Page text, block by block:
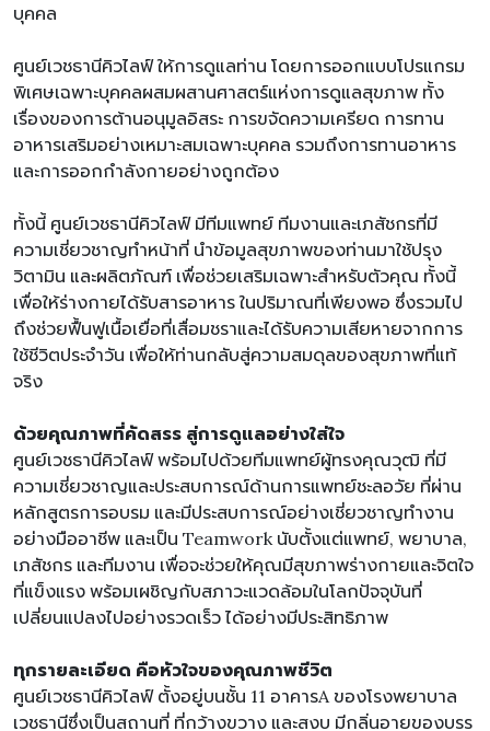
บุคคล
ศูนย์เวชธานีคิวไลฟ์ ให้การดูแลท่าน โดยการออกแบบโปรแกรม
พิเศษเฉพาะบุคคลผสมผสานศาสตร์แห่งการดูแลสุขภาพ ทั้ง
เรื่องของการต้านอนุมูลอิสระ การขจัดความเครียด การทาน
อาหารเสริมอย่างเหมาะสมเฉพาะบุคคล รวมถึงการทานอาหาร
และการออกกำลังกายอย่างถูกต้อง
ทั้งนี้ ศูนย์เวชธานีคิวไลฟ์ มีทีมแพทย์ ทีมงานและเภสัชกรที่มี
ความเชี่ยวชาญทำหน้าที่ นำข้อมูลสุขภาพของท่านมาใช้ปรุง
วิตามิน และผลิตภัณฑ์ เพื่อช่วยเสริมเฉพาะสำหรับตัวคุณ ทั้งนี้
เพื่อให้ร่างกายได้รับสารอาหาร ในปริมาณที่เพียงพอ ซึ่งรวมไป
ถึงช่วยฟื้นฟูเนื้อเยื่อที่เสื่อมชราและได้รับความเสียหายจากการ
ใช้ชีวิตประจำวัน เพื่อให้ท่านกลับสู่ความสมดุลของสุขภาพที่แท้
จริง
ด้วยคุณภาพที่คัดสรร สู่การดูแลอย่างใส่ใจ
ศูนย์เวชธานีคิวไลฟ์ พร้อมไปด้วยทีมแพทย์ผู้ทรงคุณวุฒิ ที่มี
ความเชี่ยวชาญและประสบการณ์ด้านการแพทย์ชะลอวัย ที่ผ่าน
หลักสูตรการอบรม และมีประสบการณ์อย่างเชี่ยวชาญทำงาน
อย่างมืออาชีพ และเป็น Teamwork นับตั้งแต่แพทย์, พยาบาล,
เภสัชกร และทีมงาน เพื่อจะช่วยให้คุณมีสุขภาพร่างกายและจิตใจ
ที่แข็งแรง พร้อมเผชิญกับสภาวะแวดล้อมในโลกปัจจุบันที่
เปลี่ยนแปลงไปอย่างรวดเร็ว ได้อย่างมีประสิทธิภาพ
ทุกรายละเอียด คือหัวใจของคุณภาพชีวิต
ศูนย์เวชธานีคิวไลฟ์ ตั้งอยู่บนชั้น 11 อาคารA ของโรงพยาบาล
เวชธานีซึ่งเป็นสถานที่ ที่กว้างขวาง และสงบ มีกลิ่นอายของบรร